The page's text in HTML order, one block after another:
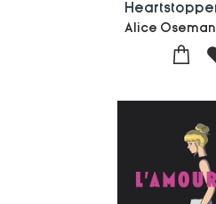
Alice Oseman